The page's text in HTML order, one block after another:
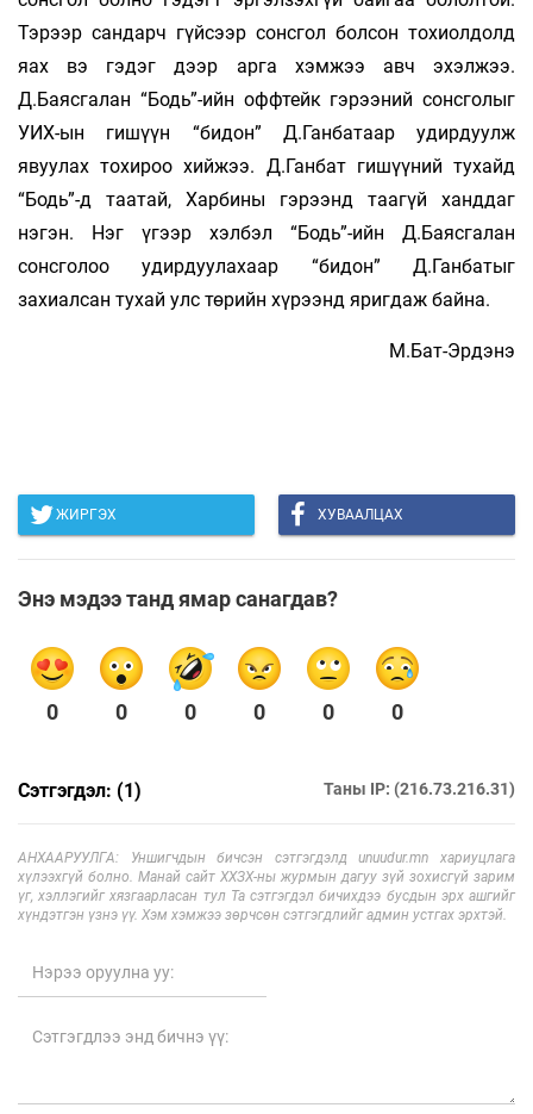
Тэрээр сандарч гүйсээр сонсгол болсон тохиолдолд
яах вэ гэдэг дээр арга хэмжээ авч эхэлжээ.
Д.Баясгалан “Бодь”-ийн оффтейк гэрээний сонсголыг
УИХ-ын гишүүн “бидон” Д.Ганбатаар удирдуулж
явуулах тохироо хийжээ. Д.Ганбат гишүүний тухайд
“Бодь”-д таатай, Харбины гэрээнд таагүй ханддаг
нэгэн. Нэг үгээр хэлбэл “Бодь”-ийн Д.Баясгалан
сонсголоо удирдуулахаар “бидон” Д.Ганбатыг
захиалсан тухай улс төрийн хүрээнд яригдаж байна.
М.Бат-Эрдэнэ
ЖИРГЭХ ХУВААЛЦАХ
Энэ мэдээ танд ямар санагдав?
0 0 0 0 0 0
Сэтгэгдэл: (1) Таны IP: (216.73.216.31)
АНХААРУУЛГА: Уншигчдын бичсэн сэтгэгдэлд unuudur.mn хариуцлага
хүлээхгүй болно. Манай сайт ХХЗХ-ны журмын дагуу зүй зохисгүй зарим
үг, хэллэгийг хязгаарласан тул Та сэтгэгдэл бичихдээ бусдын эрх ашгийг
хүндэтгэн үзнэ үү. Хэм хэмжээ зөрчсөн сэтгэгдлийг админ устгах эрхтэй.